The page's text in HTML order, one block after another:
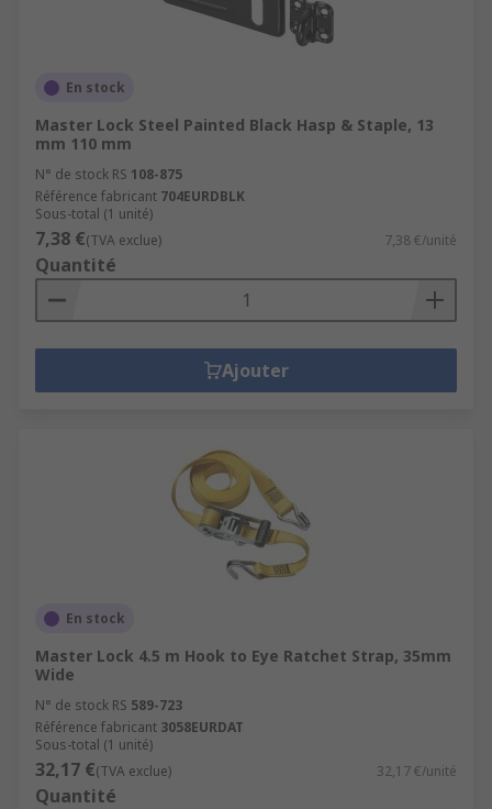
En stock
Master Lock Steel Painted Black Hasp & Staple, 13
mm 110 mm
N° de stock RS 108-875
Référence fabricant 704EURDBLK
Sous-total (1 unité)
7,38 €(TVA exclue) 7,38 €/unité
Quantité
Ajouter
En stock
Master Lock 4.5 m Hook to Eye Ratchet Strap, 35mm
Wide
N° de stock RS 589-723
Référence fabricant 3058EURDAT
Sous-total (1 unité)
32,17 €(TVA exclue) 32,17 €/unité
Quantité